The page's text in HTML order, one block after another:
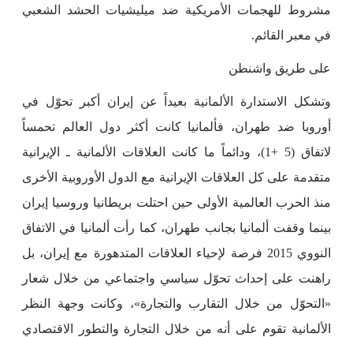
مشروط للهجمات الأمريكية ضد ميليشيات الحشد الشعبي
في معبر القائم.
على طريق واشنطن
وتشكل الاستدارة الألمانية بعيداً عن إيران أكبر تحوّل في
أوروبا ضد طهران، فألمانيا كانت أكثر دول العالم تحمساً
لاتفاق (5 +1)، ودائماً ما كانت العلاقات الألمانية ـ الإيرانية
متقدمة على كل العلاقات الإيرانية مع الدول الأوروبية الأخرى
منذ الحرب العالمية الأولى حين احتلت بريطانيا وروسيا إيران
بينما وقفت ألمانيا بجانب طهران، كما رأت ألمانيا في الاتفاق
النووي 2015 فرصة لإحياء العلاقات المتدهورة مع إيران، بل
راهنت على إحداث تحوّل سياسي واجتماعي من خلال شعار
«التحوّل من خلال التقارب والتجارة»، وكانت وجهة النظر
الألمانية تقوم على أنه من خلال التجارة والتطور الاقتصادي